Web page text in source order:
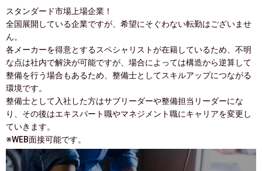
スタンダード市場上場企業！
全国展開している企業ですが、希望にそぐわない転勤はございませ
ん。
各メーカーを得意とするスペシャリストが在籍しているため、不明
な点は社内で解決が可能ですが、場合によっては構造から逆算して
整備を行う場合もあるため、整備士としてスキルアップにつながる
環境です。
整備士として入社した方はサブリーダーや整備担当リーダーにな
り、その後はエキスパート職やマネジメント職にキャリアを変更し
ていきます。
※WEB面接可能です。